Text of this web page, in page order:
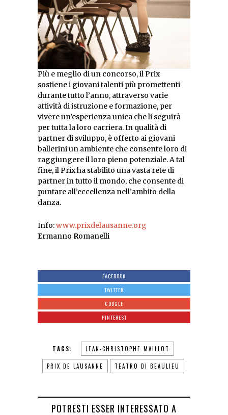
Più e meglio di un concorso, il Prix
sostiene i giovani talenti più promettenti
durante tutto l’anno, attraverso varie
attività di istruzione e formazione, per
vivere un’esperienza unica che li seguirà
per tutta la loro carriera. In qualità di
partner di sviluppo, è offerto ai giovani
ballerini un ambiente che consente loro di
raggiungere il loro pieno potenziale. A tal
fine, il Prix ha stabilito una vasta rete di
partner in tutto il mondo, che consente di
puntare all’eccellenza nell’ambito della
danza.
Info:www.prixdelausanne.org
Ermanno Romanelli
FACEBOOK
TWITTER
GOOGLE
PINTEREST
TAGS: JEAN-CHRISTOPHE MAILLOT
PRIX DE LAUSANNE TEATRO DI BEAULIEU
POTRESTI ESSER INTERESSATO A